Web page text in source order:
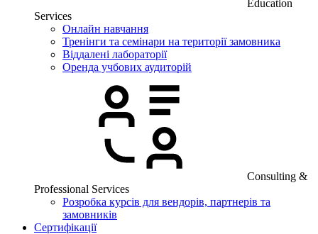
Education
Services
Онлайн навчання
Тренінги та семінари на території замовника
Віддалені лабораторії
Оренда учбових аудиторій
Consulting &
Professional Services
Розробка курсів для вендорів, партнерів та
замовників
Сертифікації